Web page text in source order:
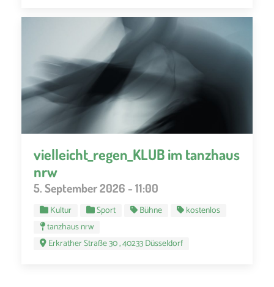
vielleicht_regen_KLUB im tanzhaus
nrw
5. September 2026 - 11:00
Kultur Sport Bühne
kostenlos
tanzhaus nrw
Erkrather Straße 30 , 40233 Düsseldorf